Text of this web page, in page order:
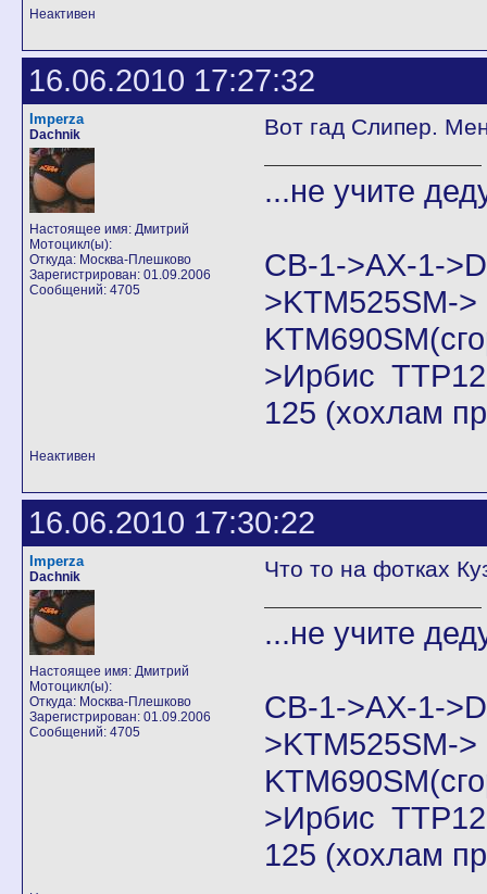
Неактивен
16.06.2010 17:27:32
Imperza
Dachnik
Настоящее имя: Дмитрий
Мотоцикл(ы):
Откуда: Москва-Плешково
Зарегистрирован: 01.09.2006
Сообщений: 4705
Вот гад Слипер.
...не учите
CB-1->AX-
>KTM525SM->
>Ирбис
125 (хохлам
Неактивен
16.06.2010 17:30:22
Imperza
Dachnik
Настоящее имя: Дмитрий
Мотоцикл(ы):
Откуда: Москва-Плешково
Зарегистрирован: 01.09.2006
Сообщений: 4705
Что то на фотках
...не учите
CB-1->AX-
>KTM525SM->
>Ирбис
125 (хохлам